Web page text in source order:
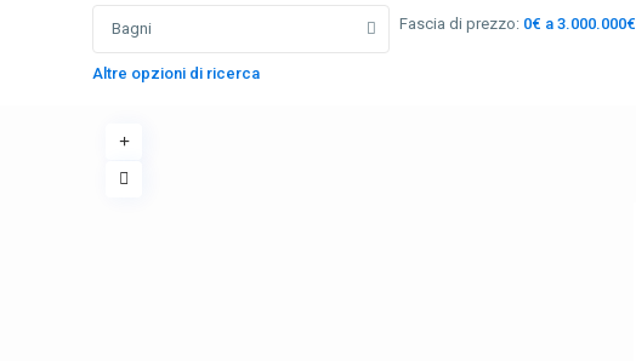
Bagni Fascia di prezzo: 0€ a 3.000.000€
Altre opzioni di ricerca